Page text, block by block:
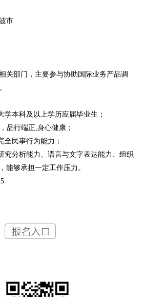
市
部门，主要参与协助国际业务产品调
本科及以上学历应届毕业生；
行端正,身心健康；
民事行为能力；
分析能力、语言与文字表达能力、组织
能够承担一定工作压力。